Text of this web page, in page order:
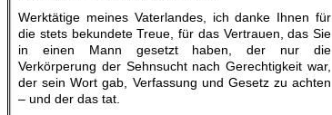
Werktätige meines Vaterlandes, ich danke Ihnen für
die stets bekundete Treue, für das Vertrauen, das Sie
in einen Mann gesetzt haben, der nur die
Verkörperung der Sehnsucht nach Gerechtigkeit war,
der sein Wort gab, Verfassung und Gesetz zu achten
– und der das tat.